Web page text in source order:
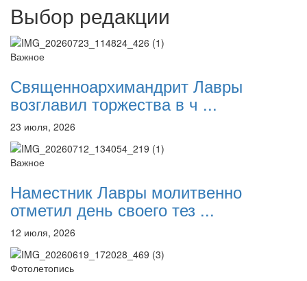
Выбор редакции
Важное
Священноархимандрит Лавры
возглавил торжества в ч ...
23 июля, 2026
Важное
Наместник Лавры молитвенно
отметил день своего тез ...
12 июля, 2026
Фотолетопись